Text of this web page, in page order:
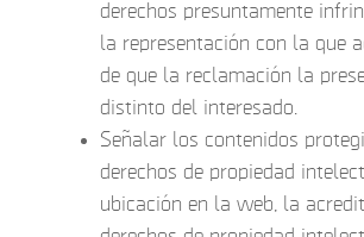
derechos presuntamente
la representación con la que
de que la reclamación la
distinto del interesado.
Señalar los contenidos
derechos de propiedad
ubicación en la web, la